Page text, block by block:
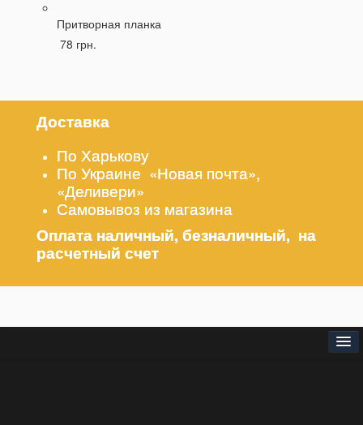
Притворная планка
78 грн.
Доставка
По Харькову
По Украине «Новая почта»,
«Деливери»
Самовывоз из магазина
Оплата наличный, безналичный, на
расчетный счет